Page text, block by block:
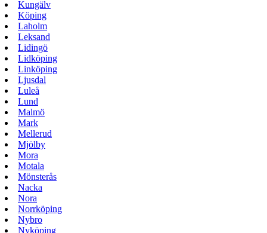
Kungälv
Köping
Laholm
Leksand
Lidingö
Lidköping
Linköping
Ljusdal
Luleå
Lund
Malmö
Mark
Mellerud
Mjölby
Mora
Motala
Mönsterås
Nacka
Nora
Norrköping
Nybro
Nyköping